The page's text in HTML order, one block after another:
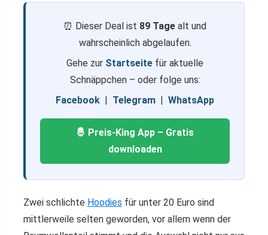
⏰ Dieser Deal ist 89 Tage alt und
wahrscheinlich abgelaufen.
Gehe zur Startseite für aktuelle
Schnäppchen – oder folge uns:
Facebook | Telegram | WhatsApp
🤴 Preis-King App – Gratis
downloaden
Zwei schlichte Hoodies für unter 20 Euro sind
mittlerweile selten geworden, vor allem wenn der